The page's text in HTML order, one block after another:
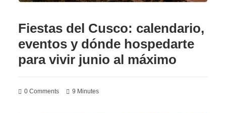
Fiestas del Cusco: calendario,
eventos y dónde hospedarte
para vivir junio al máximo
0 Comments 9 Minutes